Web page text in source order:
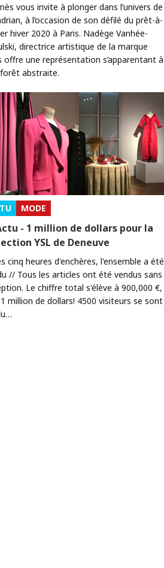
vous invite à plonger dans l’univers de
à l’occasion de son défilé du prêt-à-
hiver 2020 à Paris. Nadège Vanhée-
directrice artistique de la marque
offre une représentation s’apparentant à
abstraite.
MODE
- 1 million de dollars pour la
YSL de Deneuve
cinq heures d'enchères, l'ensemble a été
// Tous les articles ont été vendus sans
Le chiffre total s'élève à 900,000 €,
million de dollars! 4500 visiteurs se sont